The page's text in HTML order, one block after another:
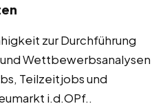
zur Durchführung
Wettbewerbsanalysen
Teilzeitjobs und
i.d.OPf..